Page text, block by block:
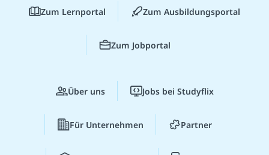
Zum Lernportal Zum Ausbildungsportal
Zum Jobportal
Über uns Jobs bei Studyflix
Für Unternehmen Partner